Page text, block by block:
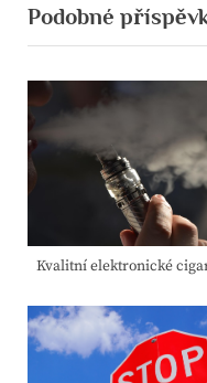
i
o
u
s
P
:
Podobné
Kvalitní elektronické